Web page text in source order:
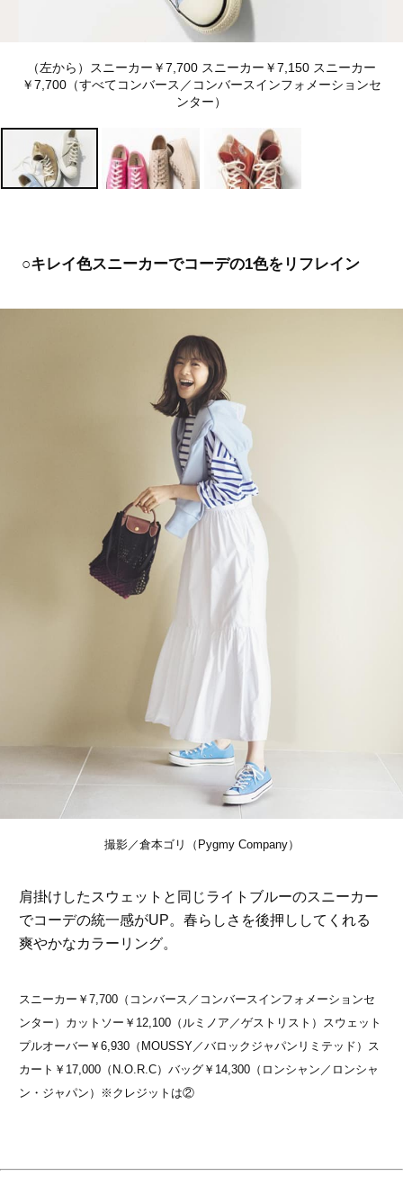
（左から）スニーカー￥7,700 スニーカー￥7,150 スニーカー
￥7,700（すべてコンバース／コンバースインフォメーションセ
ンター）
○キレイ色スニーカーでコーデの1色をリフレイン
撮影／倉本ゴリ（Pygmy Company）
肩掛けしたスウェットと同じライトブルーのスニーカー
でコーデの統一感がUP。春らしさを後押ししてくれる
爽やかなカラーリング。
スニーカー￥7,700（コンバース／コンバースインフォメーションセ
ンター）カットソー￥12,100（ルミノア／ゲストリスト）スウェット
プルオーバー￥6,930（MOUSSY／バロックジャパンリミテッド）ス
カート￥17,000（N.O.R.C）バッグ￥14,300（ロンシャン／ロンシャ
ン・ジャパン）※クレジットは②